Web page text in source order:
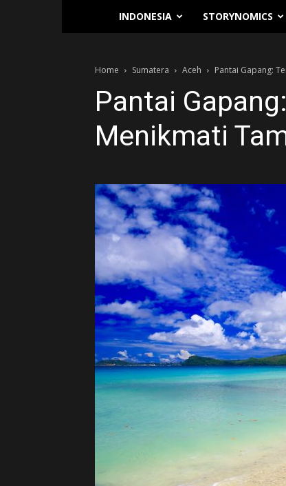
Traverse.id
INDONESIA STORYNOMICS
Home Sumatera Aceh Pantai Gapang:
Pantai
Menikmati